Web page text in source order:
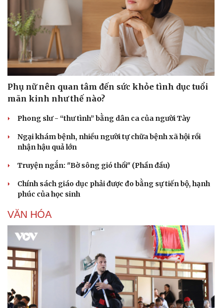
Phụ nữ nên quan tâm đến sức khỏe tình dục tuổi
mãn kinh như thế nào?
Phong slư - “thư tình” bằng dân ca của người Tày
Ngại khám bệnh, nhiều người tự chữa bệnh xã hội rồi
nhận hậu quả lớn
Truyện ngắn: "Bờ sông gió thổi" (Phần đầu)
Chính sách giáo dục phải được đo bằng sự tiến bộ, hạnh
phúc của học sinh
VĂN HÓA